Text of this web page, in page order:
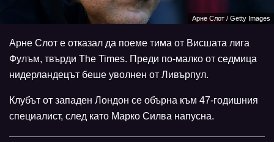
Арне Слот / Getty Images
Арне Слот е отказал да поеме тима от Висшата лига
Фулъм, твърди The Times. Преди по-малко от седмица
нидерландецът беше уволнен от Ливърпул.
Клубът от западен Лондон се обърна към 47-годишния
специалист, след като Марко Силва напусна.